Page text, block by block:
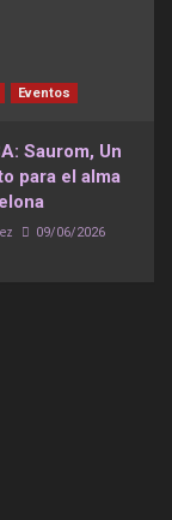
Eventos
Saurom, Un
para el alma
09/06/2026